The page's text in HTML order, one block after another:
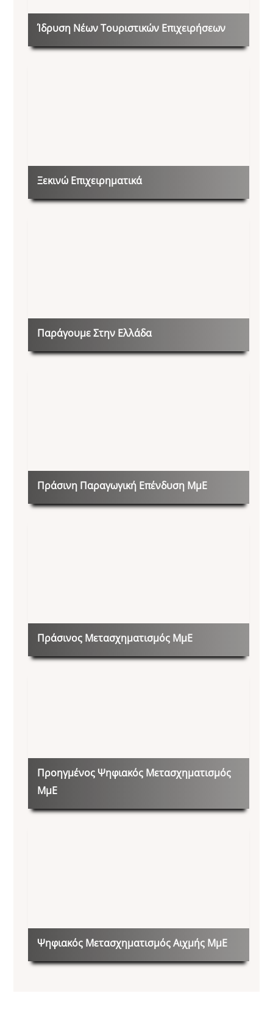
Ίδρυση Νέων Τουριστικών Επιχειρήσεων
Ξεκινώ Επιχειρηματικά
Παράγουμε Στην Ελλάδα
Πράσινη Παραγωγική Επένδυση ΜμΕ
Πράσινος Μετασχηματισμός ΜμΕ
Προηγμένος Ψηφιακός Μετασχηματισμός
ΜμΕ
Ψηφιακός Μετασχηματισμός Αιχμής ΜμΕ